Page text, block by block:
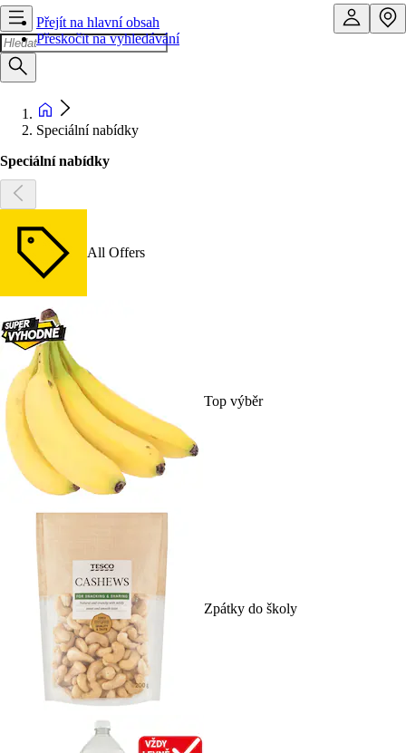
Přejít na hlavní obsah
Přeskočit na vyhledávání
Speciální nabídky
Speciální nabídky
All Offers
Top výběr
Zpátky do školy